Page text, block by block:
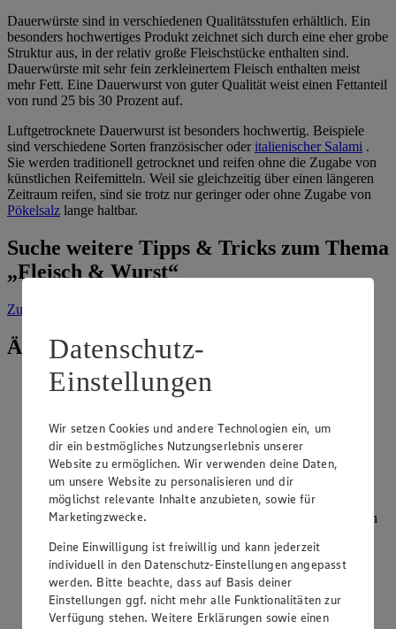
Dauerwürste sind in verschiedenen Qualitätsstufen erhältlich. Ein
besonders hochwertiges Produkt zeichnet sich durch eine eher grobe
Struktur aus, in der relativ große Fleischstücke enthalten sind.
Dauerwürste mit sehr fein zerkleinertem Fleisch enthalten meist
mehr Fett. Eine Dauerwurst von guter Qualität weist einen Fettanteil
von rund 25 bis 30 Prozent auf.
Luftgetrocknete Dauerwurst ist besonders hochwertig. Beispiele
sind verschiedene Sorten französischer oder italienischer Salami .
Sie werden traditionell getrocknet und reifen ohne die Zugabe von
künstlichen Reifemitteln. Weil sie gleichzeitig über einen längeren
Zeitraum reifen, sind sie trotz nur geringer oder ohne Zugabe von
Pökelsalz lange haltbar.
Suche weitere Tipps & Tricks zum Thema
„Fleisch & Wurst“
Zur Suche
Ähnliche Inhalte
Welchen Beitrag leistet Rindfleisch für eine
Kategorie:
Fleisch & Wurst
Rindfleisch enthält wie andere Fleischsorten Eisen. Der
Mineralstoff trägt unter anderem zu einem normalen
Energiestoffwechsel bei und ist wichtig für die Zellteilung
und die Bildung von Blutkörperchen. Zudem ist Rindfleisch
weiterlesen
Gibt es das Fleisch aus teilnehmenden
Datenschutz-
Einstellungen
Wir setzen Cookies und andere Technologien ein, um
dir ein bestmögliches Nutzungserlebnis unserer
Website zu ermöglichen. Wir verwenden deine Daten,
um unsere Website zu personalisieren und dir
möglichst relevante Inhalte anzubieten, sowie für
Marketingzwecke.
Deine Einwilligung ist freiwillig und kann jederzeit
individuell in den Datenschutz-Einstellungen angepasst
werden. Bitte beachte, dass auf Basis deiner
Einstellungen ggf. nicht mehr alle Funktionalitäten zur
Verfügung stehen. Weitere Erklärungen sowie einen